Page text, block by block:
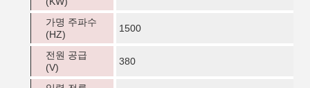
가명 주파수
(HZ)
1500
전원 공급
(V)
380